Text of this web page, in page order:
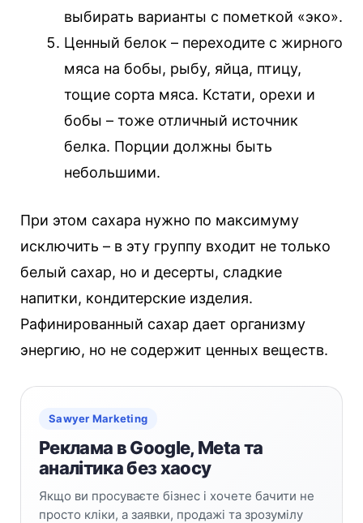
выбирать варианты с пометкой «эко».
Ценный белок – переходите с жирного
мяса на бобы, рыбу, яйца, птицу,
тощие сорта мяса. Кстати, орехи и
бобы – тоже отличный источник
белка. Порции должны быть
небольшими.
При этом сахара нужно по максимуму
исключить – в эту группу входит не только
белый сахар, но и десерты, сладкие
напитки, кондитерские изделия.
Рафинированный сахар дает организму
энергию, но не содержит ценных веществ.
Sawyer Marketing
Реклама в Google, Meta та
аналітика без хаосу
Якщо ви просуваєте бізнес і хочете бачити не
просто кліки, а заявки, продажі та зрозумілу